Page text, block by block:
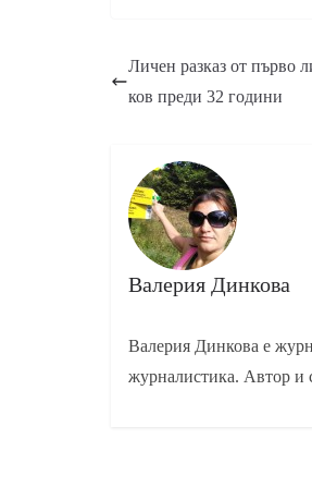
Личен разказ от първо
ков преди 32 години
Валерия Динкова
Валерия Динкова е
журналистика. Автор и